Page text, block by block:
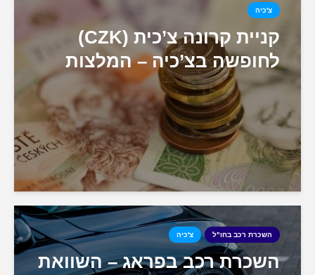
צ'כיה
קניית קרונה צ’כית (CZK)
לחופשה בצ’כיה – המלצות
השכרת רכב בחו"ל צ'כיה
השכרת רכב בפראג – השוואת